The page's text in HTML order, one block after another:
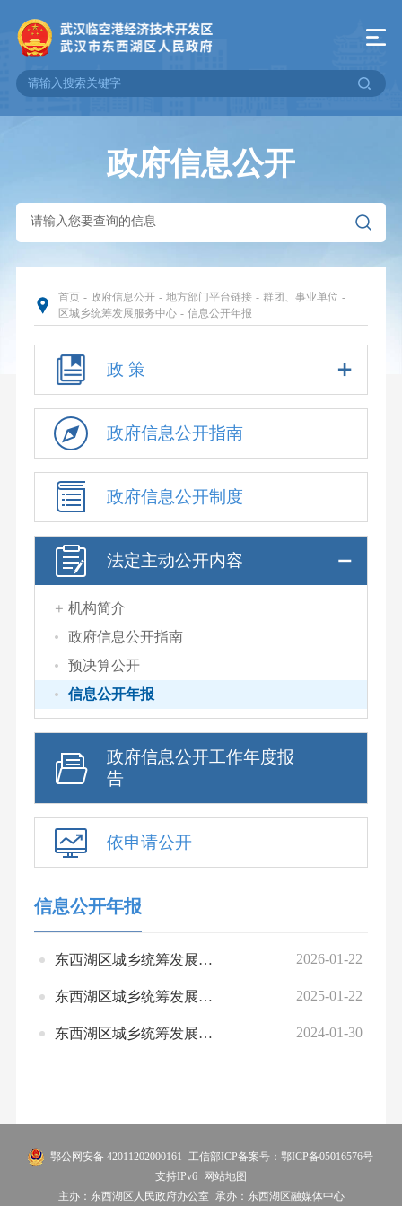
政府信息公开
首页 - 政府信息公开 - 地方部门平台链接 - 群团、事业单位 -
区城乡统筹发展服务中心 - 信息公开年报
政 策
政府信息公开指南
政府信息公开制度
法定主动公开内容
机构简介
政府信息公开指南
预决算公开
信息公开年报
政府信息公开工作年度报
告
依申请公开
信息公开年报
东西湖区城乡统筹发展服务中心2025年政府信息公开工作年度报告 2026-01-22
东西湖区城乡统筹发展服务中心2024年政府信息公开工作年度报告 2025-01-22
东西湖区城乡统筹发展服务中心2023年政府信息公开工作年度报告 2024-01-30
鄂公网安备 42011202000161
工信部ICP备案号：鄂ICP备05016576号
支持IPv6 网站地图
主办：东西湖区人民政府办公室
承办：东西湖区融媒体中心